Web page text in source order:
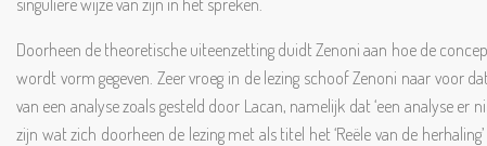
singuliere wijze van zijn in het spreken.
Doorheen de theoretische uiteenzetting duidt Zenoni aan hoe de
wordt vorm gegeven. Zeer vroeg in de lezing schoof Zenoni naar voor
van een analyse zoals gesteld door Lacan, namelijk dat ‘een analyse
zijn wat zich doorheen de lezing met als titel het ‘Reële van de